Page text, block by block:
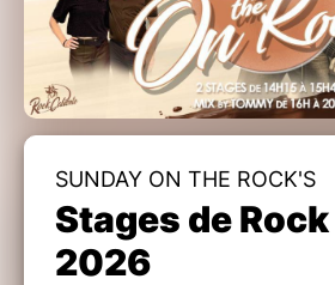
SUNDAY ON THE ROCK'S
Stages de
2026